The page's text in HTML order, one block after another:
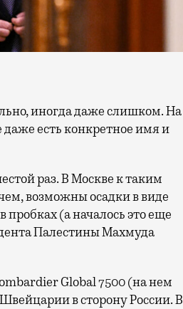
даже есть конкретное имя и
раз. В Москве к таким
возможны осадки в виде
(а началось это еще
Палестины Махмуда
Global 7500 (на нем
в сторону России. В